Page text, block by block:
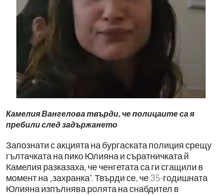
Камелия Вангелова твърди, че полицаите са я
пребили след задържането
Запознати с акцията на бургаската полиция срещу
гълтачката на пико Юлияна и съратничката й
Камелия разказаха, че ченгетата са ги сгащили в
момент на „захранка“. Твърди се, че 35-годишната
Юлияна изпълнява ролята на снабдител в